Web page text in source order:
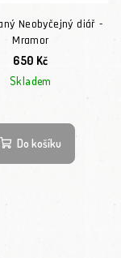
Neobyčejný diář -
Mramor
650 Kč
Skladem
Do košíku